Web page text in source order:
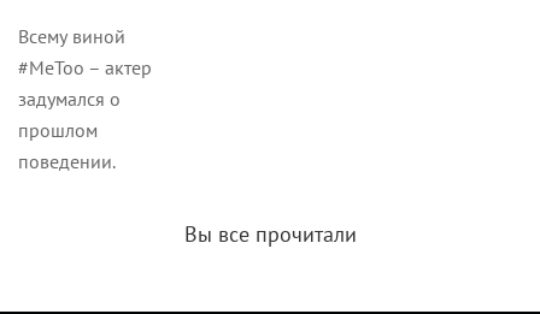
Всему виной
#MeToo – актер
задумался о
прошлом
поведении.
Вы все прочитали